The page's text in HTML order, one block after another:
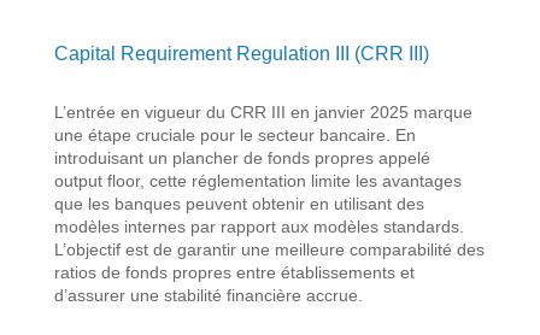
Capital Requirement Regulation III (CRR III)
L’entrée en vigueur du CRR III en janvier 2025 marque
une étape cruciale pour le secteur bancaire. En
introduisant un plancher de fonds propres appelé
output floor, cette réglementation limite les avantages
que les banques peuvent obtenir en utilisant des
modèles internes par rapport aux modèles standards.
L’objectif est de garantir une meilleure comparabilité des
ratios de fonds propres entre établissements et
d’assurer une stabilité financière accrue.